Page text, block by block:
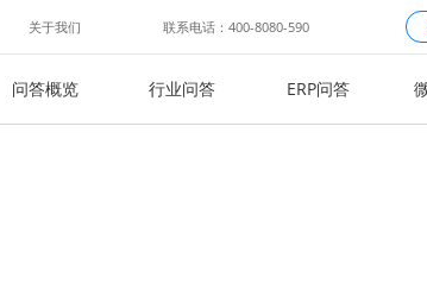
关于我们 联系电话：400-8080-590
问答概览 行业问答 ERP问答